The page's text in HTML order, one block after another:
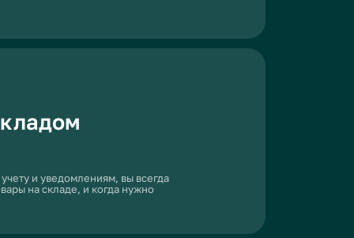
прибыли, и
на основе